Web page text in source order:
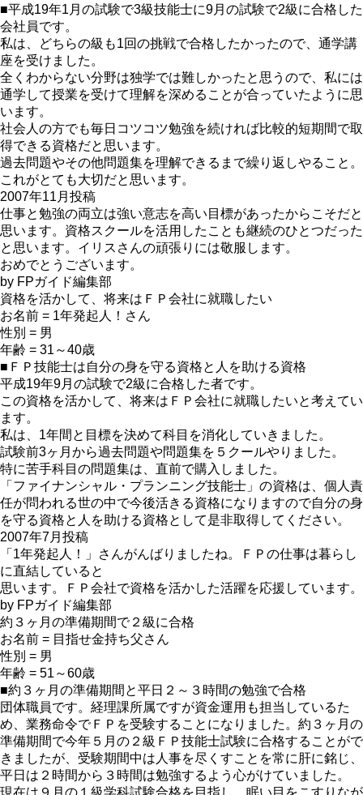
■平成19年1月の試験で3級技能士に9月の試験で2級に合格した
会社員です。
私は、どちらの級も1回の挑戦で合格したかったので、通学講
座を受けました。
全くわからない分野は独学では難しかったと思うので、私には
通学して授業を受けて理解を深めることが合っていたように思
います。
社会人の方でも毎日コツコツ勉強を続ければ比較的短期間で取
得できる資格だと思います。
過去問題やその他問題集を理解できるまで繰り返しやること。
これがとても大切だと思います。
2007年11月投稿
仕事と勉強の両立は強い意志を高い目標があったからこそだと
思います。資格スクールを活用したことも継続のひとつだった
と思います。イリスさんの頑張りには敬服します。
おめでとうございます。
by FPガイド編集部
資格を活かして、将来はＦＰ会社に就職したい
お名前 = 1年発起人！さん
性別 = 男
年齢 = 31～40歳
■ＦＰ技能士は自分の身を守る資格と人を助ける資格
平成19年9月の試験で2級に合格した者です。
この資格を活かして、将来はＦＰ会社に就職したいと考えてい
ます。
私は、1年間と目標を決めて科目を消化していきました。
試験前3ヶ月から過去問題や問題集を５クールやりました。
特に苦手科目の問題集は、直前で購入しました。
「ファイナンシャル・プランニング技能士」の資格は、個人責
任が問われる世の中で今後活きる資格になりますので自分の身
を守る資格と人を助ける資格として是非取得してください。
2007年7月投稿
「1年発起人！」さんがんばりましたね。ＦＰの仕事は暮らし
に直結していると
思います。ＦＰ会社で資格を活かした活躍を応援しています。
by FPガイド編集部
約３ヶ月の準備期間で２級に合格
お名前 = 目指せ金持ち父さん
性別 = 男
年齢 = 51～60歳
■約３ヶ月の準備期間と平日２～３時間の勉強で合格
団体職員です。経理課所属ですが資金運用も担当しているた
め、業務命令でＦＰを受験することになりました。約３ヶ月の
準備期間で今年５月の２級ＦＰ技能士試験に合格することがで
きましたが、受験期間中は人事を尽くすことを常に肝に銘じ、
平日は２時間から３時間は勉強するよう心がけていました。
現在は９月の１級学科試験合格を目指し、眠い目をこすりなが